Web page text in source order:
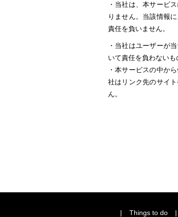
・当社は、本サービ
りません。当該情報
責任を負いません。
・当社はユーザーが
いて責任を負わないも
・本サービスの中か
社はリンク先のサイ
ん。
Things to do